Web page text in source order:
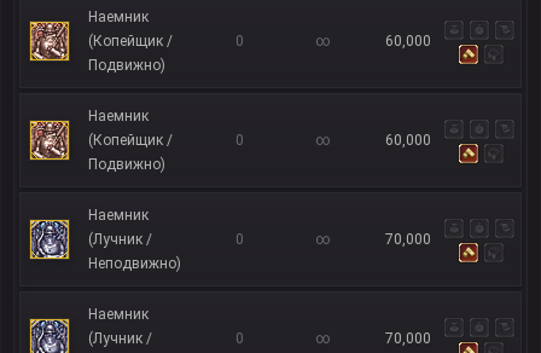
Наемник
(Копейщик /
Подвижно)
0 ∞ 60,000
Наемник
(Копейщик /
Подвижно)
0 ∞ 60,000
Наемник
(Лучник /
Неподвижно)
0 ∞ 70,000
Наемник
(Лучник /
0 ∞ 70,000